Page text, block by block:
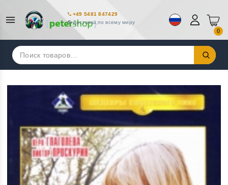
+49 5481 847429
Доставка по всему миру
0
Искать: